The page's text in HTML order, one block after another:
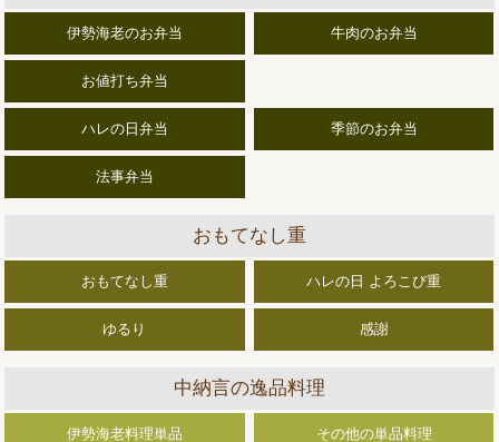
伊勢海老のお弁当 牛肉のお弁当
お値打ち弁当
ハレの日弁当 季節のお弁当
法事弁当
おもてなし重
おもてなし重 ハレの日 よろこび重
ゆるり 感謝
中納言の逸品料理
伊勢海老料理単品 その他の単品料理